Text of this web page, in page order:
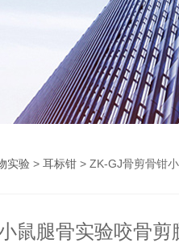
实验 > 耳标钳 > ZK-GJ骨剪骨钳
鼠腿骨实验咬骨剪